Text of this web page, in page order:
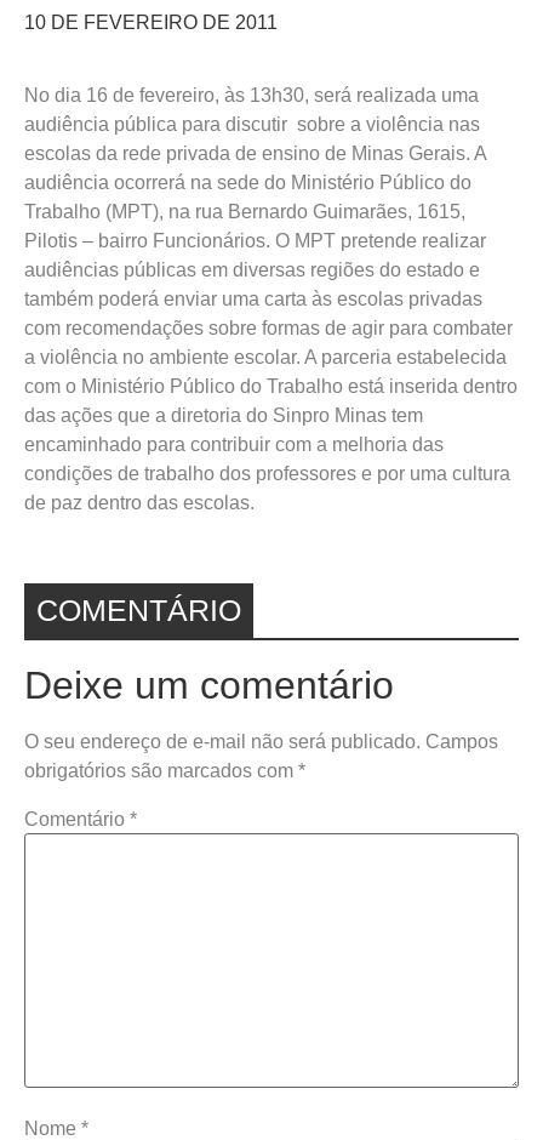
10 DE FEVEREIRO DE 2011
No dia 16 de fevereiro, às 13h30, será realizada uma
audiência pública para discutir sobre a violência nas
escolas da rede privada de ensino de Minas Gerais. A
audiência ocorrerá na sede do Ministério Público do
Trabalho (MPT), na rua Bernardo Guimarães, 1615,
Pilotis – bairro Funcionários. O MPT pretende realizar
audiências públicas em diversas regiões do estado e
também poderá enviar uma carta às escolas privadas
com recomendações sobre formas de agir para combater
a violência no ambiente escolar. A parceria estabelecida
com o Ministério Público do Trabalho está inserida dentro
das ações que a diretoria do Sinpro Minas tem
encaminhado para contribuir com a melhoria das
condições de trabalho dos professores e por uma cultura
de paz dentro das escolas.
COMENTÁRIO
Deixe um comentário
O seu endereço de e-mail não será publicado. Campos
obrigatórios são marcados com *
Comentário *
Nome *